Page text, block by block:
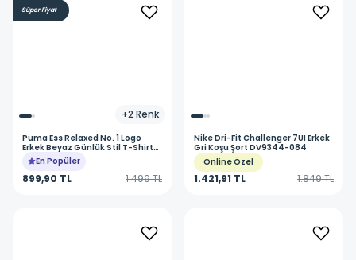
Süper Fiyat
+2 Renk
PumaEss Relaxed No. 1 Logo
Erkek Beyaz Günlük Stil T-Shirt
68915302
En Popüler
899,90 TL 1.499 TL
NikeDri-Fit Challenger 7UI Erkek
Gri Koşu Şort DV9344-084
Online Özel
1.421,91 TL 1.849 TL